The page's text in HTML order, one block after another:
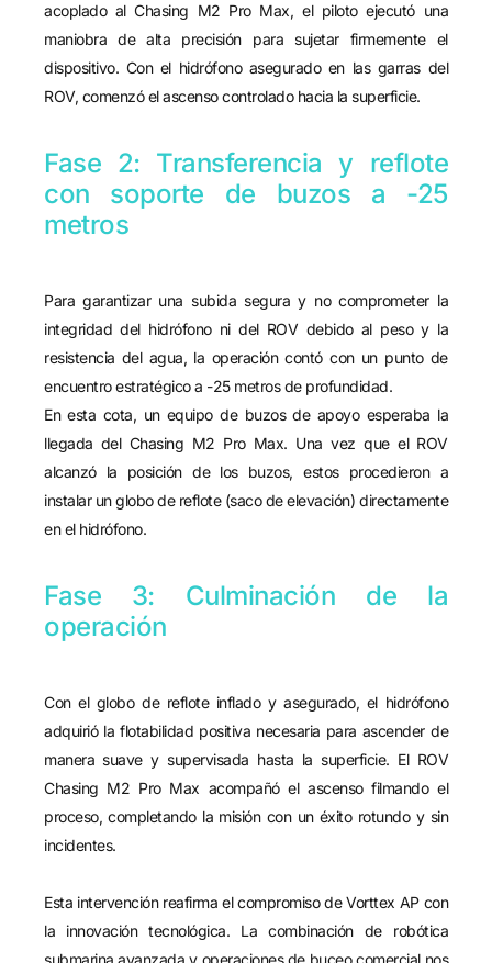
acoplado al Chasing M2 Pro Max, el piloto ejecutó una
maniobra de alta precisión para sujetar firmemente el
dispositivo. Con el hidrófono asegurado en las garras del
ROV, comenzó el ascenso controlado hacia la superficie.
Fase 2: Transferencia y reflote
con soporte de buzos a -25
metros
Para garantizar una subida segura y no comprometer la
integridad del hidrófono ni del ROV debido al peso y la
resistencia del agua, la operación contó con un punto de
encuentro estratégico a -25 metros de profundidad.
En esta cota, un equipo de buzos de apoyo esperaba la
llegada del Chasing M2 Pro Max. Una vez que el ROV
alcanzó la posición de los buzos, estos procedieron a
instalar un globo de reflote (saco de elevación) directamente
en el hidrófono.
Fase 3: Culminación de la
operación
Con el globo de reflote inflado y asegurado, el hidrófono
adquirió la flotabilidad positiva necesaria para ascender de
manera suave y supervisada hasta la superficie. El ROV
Chasing M2 Pro Max acompañó el ascenso filmando el
proceso, completando la misión con un éxito rotundo y sin
incidentes.
Esta intervención reafirma el compromiso de Vorttex AP con
la innovación tecnológica. La combinación de robótica
submarina avanzada y operaciones de buceo comercial nos